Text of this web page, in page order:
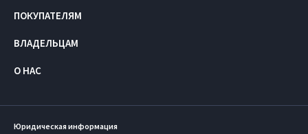
ПОКУПАТЕЛЯМ
ВЛАДЕЛЬЦАМ
О НАС
Юридическая информация